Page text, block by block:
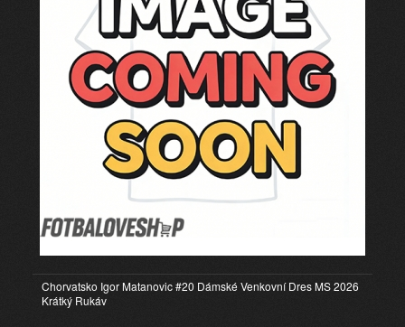
Chorvatsko Igor Matanovic #20 Dámské Venkovní Dres MS 2026
Krátký Rukáv